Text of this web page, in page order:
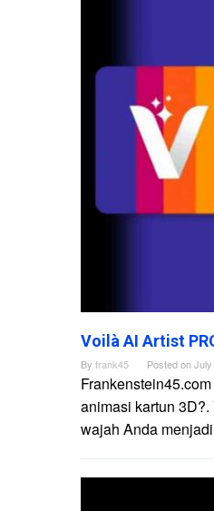
Voilà AI Artist
By frank45 Posted on
animasi kartun
wajah Anda